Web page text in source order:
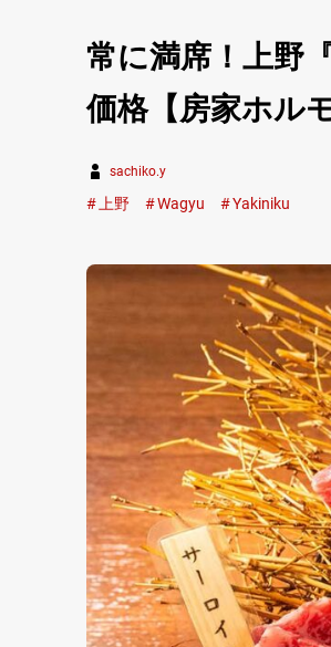
常に満席！上野
価格【房家ホル
sachiko.y
上野 Wagyu Yakiniku